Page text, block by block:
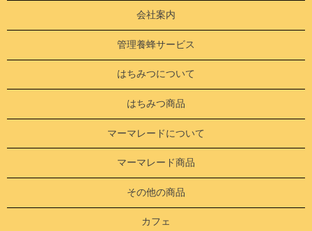
会社案内
管理養蜂サービス
はちみつについて
はちみつ商品
マーマレードについて
マーマレード商品
その他の商品
カフェ